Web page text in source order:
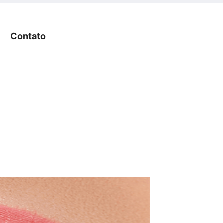
Contato
Contato